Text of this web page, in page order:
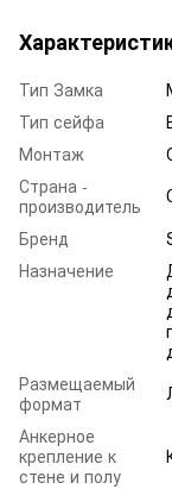
Тип Замка
Тип сейфа
Монтаж
Страна -
производитель
Бренд
Назначение
Размещаемый
формат
Анкерное
крепление к
стене и полу